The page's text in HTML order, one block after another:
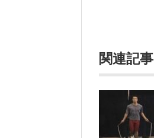
関連記事